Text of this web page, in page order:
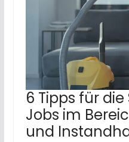
6 Tipps für
Jobs im
und